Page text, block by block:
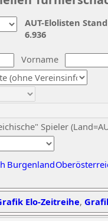
Vorname
Spieler
Burgenland
AUT-Elolisten
6.936
Elo-Zeitreihe,